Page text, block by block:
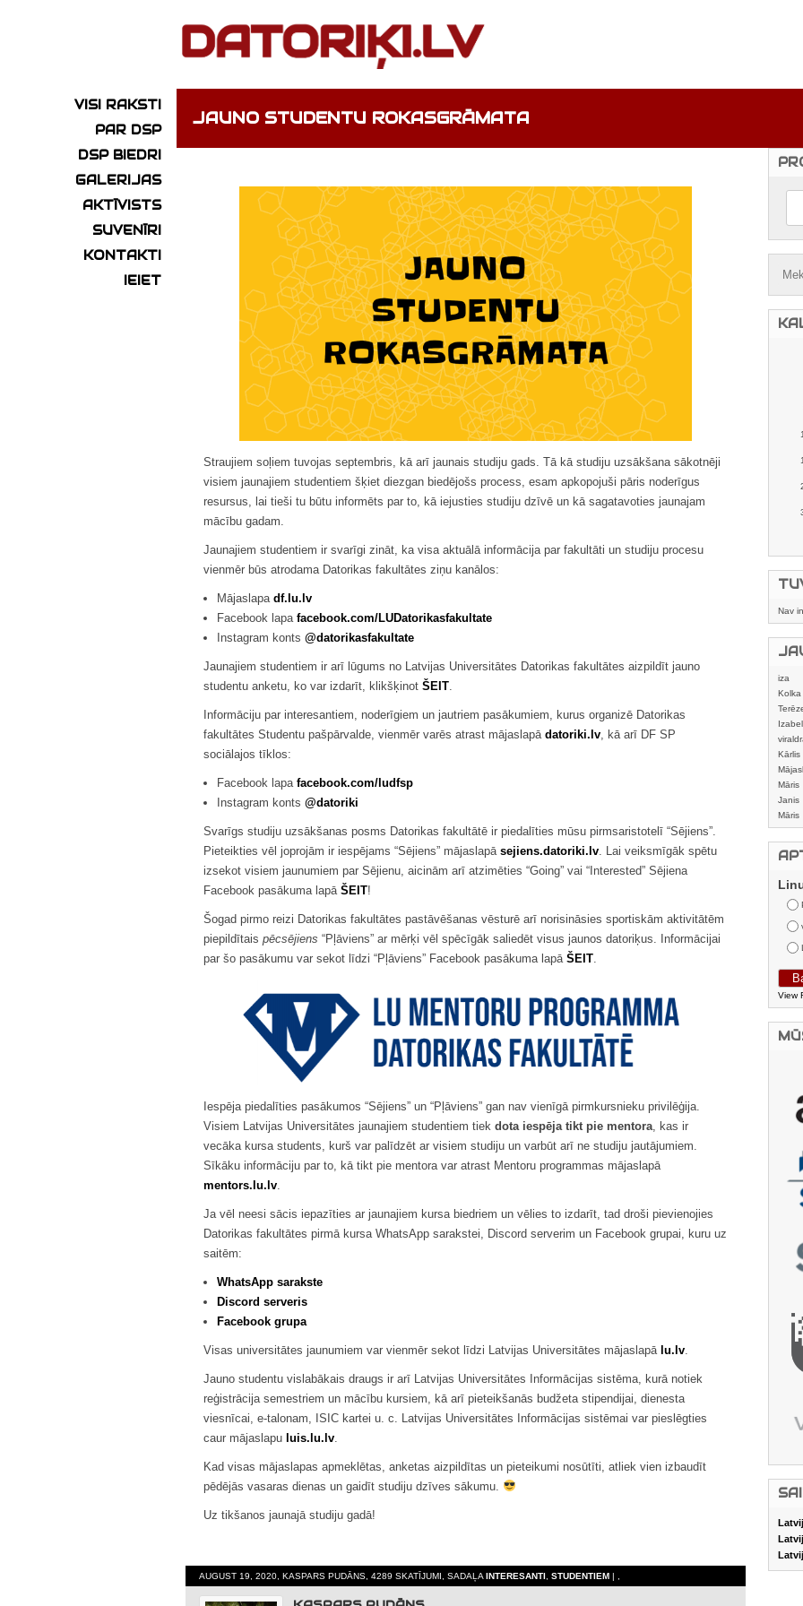
VISI RAKSTI
PAR DSP
DSP BIEDRI
GALERIJAS
AKTĪVISTS
SUVENĪRI
KONTAKTI
IEIET
JAUNO STUDENTU ROKASGRĀMATA
Straujiem soļiem tuvojas septembris, kā arī jaunais studiju gads. Tā kā studiju uzsākšana sākotnēji
visiem jaunajiem studentiem šķiet diezgan biedējošs process, esam apkopojuši pāris noderīgus
resursus, lai tieši tu būtu informēts par to, kā iejusties studiju dzīvē un kā sagatavoties jaunajam
mācību gadam.
Jaunajiem studentiem ir svarīgi zināt, ka visa aktuālā informācija par fakultāti un studiju procesu
vienmēr būs atrodama Datorikas fakultātes ziņu kanālos:
Mājaslapa df.lu.lv
Facebook lapa facebook.com/LUDatorikasfakultate
Instagram konts @datorikasfakultate
Jaunajiem studentiem ir arī lūgums no Latvijas Universitātes Datorikas fakultātes aizpildīt jauno
studentu anketu, ko var izdarīt, klikšķinot ŠEIT.
Informāciju par interesantiem, noderīgiem un jautriem pasākumiem, kurus organizē Datorikas
fakultātes Studentu pašpārvalde, vienmēr varēs atrast mājaslapā datoriki.lv, kā arī DF SP
sociālajos tīklos:
Facebook lapa facebook.com/ludfsp
Instagram konts @datoriki
Svarīgs studiju uzsākšanas posms Datorikas fakultātē ir piedalīties mūsu pirmsaristotelī “Sējiens”.
Pieteikties vēl joprojām ir iespējams “Sējiens” mājaslapā sejiens.datoriki.lv. Lai veiksmīgāk spētu
izsekot visiem jaunumiem par Sējienu, aicinām arī atzimēties “Going” vai “Interested” Sējiena
Facebook pasākuma lapā ŠEIT!
Šogad pirmo reizi Datorikas fakultātes pastāvēšanas vēsturē arī norisināsies sportiskām aktivitātēm
piepildītais pēcsējiens “Pļāviens” ar mērķi vēl spēcīgāk saliedēt visus jaunos datoriķus. Informācijai
par šo pasākumu var sekot līdzi “Pļāviens” Facebook pasākuma lapā ŠEIT.
Iespēja piedalīties pasākumos “Sējiens” un “Pļāviens” gan nav vienīgā pirmkursnieku privilēģija.
Visiem Latvijas Universitātes jaunajiem studentiem tiek dota iespēja tikt pie mentora , kas ir
vecāka kursa students, kurš var palīdzēt ar visiem studiju un varbūt arī ne studiju jautājumiem.
Sīkāku informāciju par to, kā tikt pie mentora var atrast Mentoru programmas mājaslapā
mentors.lu.lv
Ja vēl neesi sācis iepazīties ar jaunajiem kursa biedriem un vēlies to izdarīt, tad droši pievienojies
Datorikas fakultātes pirmā kursa WhatsApp sarakstei, Discord serverim un Facebook grupai, kuru uz
saitēm:
WhatsApp sarakste
Discord serveris
Facebook grupa
Visas universitātes jaunumiem var vienmēr sekot līdzi Latvijas Universitātes mājaslapā lu.lv
Jauno studentu vislabākais draugs ir arī Latvijas Universitātes Informācijas sistēma, kurā notiek
reģistrācija semestriem un mācību kursiem, kā arī pieteikšanās budžeta stipendijai, dienesta
viesnīcai, e-talonam, ISIC kartei u. c. Latvijas Universitātes Informācijas sistēmai var pieslēgties
caur mājaslapu luis.lu.lv
Kad visas mājaslapas apmeklētas, anketas aizpildītas un pieteikumi nosūtīti, atliek vien izbaudīt
pēdējās vasaras dienas un gaidīt studiju dzīves sākumu.
Uz tikšanos jaunajā studiju gadā!
AUGUST 19, 2020, KASPARS PUDĀNS, 4289 SKATĪJUMI, SADAĻA INTERESANTI STUDENTIEM | ,
Nav
iza
Kolka
Kārlis
Māris
Janis
Māris
View